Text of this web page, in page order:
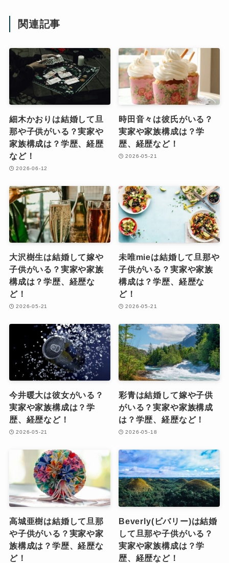
関連記事
細木かおりは結婚して旦
那や子供がいる？実家や
家族構成は？学歴、経歴
など！
2026-06-12
時田音々は彼氏がいる？
実家や家族構成は？学
歴、経歴など！
2026-05-21
大沢樹生は結婚して嫁や
子供がいる？実家や家族
構成は？学歴、経歴な
ど！
2026-05-21
未唯mieは結婚して旦那や
子供がいる？実家や家族
構成は？学歴、経歴な
ど！
2026-05-21
今井暖大は彼女がいる？
実家や家族構成は？学
歴、経歴など！
2026-05-21
彩青は結婚して嫁や子供
がいる？実家や家族構成
は？学歴、経歴など！
2026-05-18
高城亜樹は結婚して旦那
や子供がいる？実家や家
族構成は？学歴、経歴な
ど！
Beverly(ビバリー)は結婚
して旦那や子供がいる？
実家や家族構成は？学
歴、経歴など！